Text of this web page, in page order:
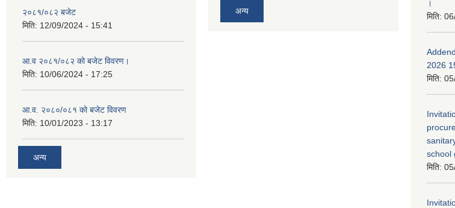
२०८१/०८२ बजेट
मिति: 12/09/2024 - 15:41
आ.व २०८१/०८२ को बजेट विवरण।
मिति: 10/06/2024 - 17:25
आ.व. २०८०/०८१ को बजेट विवरण
मिति: 10/01/2023 - 13:17
अन्य
अन्य
।
मिति:
2026
मिति:
school
मिति: